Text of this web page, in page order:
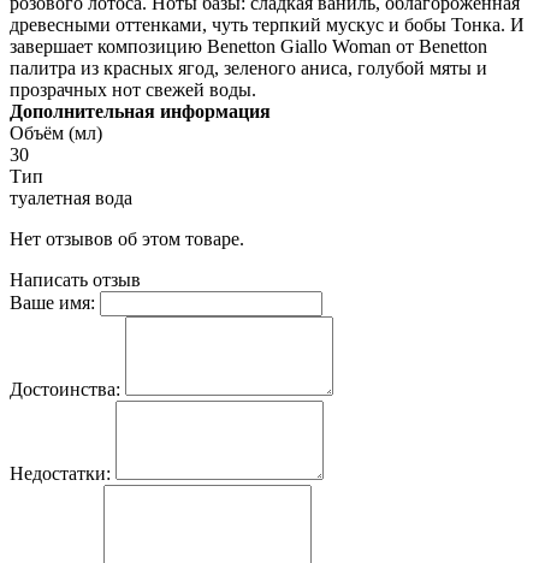
древесными оттенками, чуть терпкий мускус и бобы Тонка. И
завершает композицию Benetton Giallo Woman от Benetton
палитра из красных ягод, зеленого аниса, голубой мяты и
прозрачных нот свежей воды.
Дополнительная информация
Объём (мл)
30
Тип
туалетная вода
Нет отзывов об этом товаре.
Написать отзыв
Ваше имя:
Достоинства:
Недостатки: